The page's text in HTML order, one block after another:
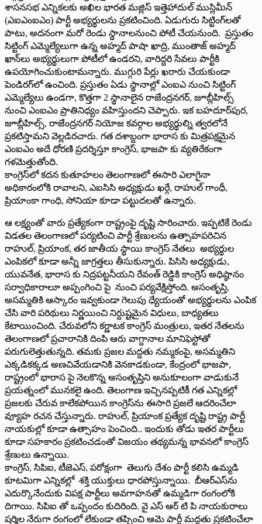
శాసనసభ ఎన్నికలకు అఖిల భారత మజ్లిస్‌ ఇత్తెహాదుల్‌ ముస్లిమీన్‌
(ఎఐఎంఐఎం) పార్టీ అభ్యర్థులను ప్రకటించింది. ఏడుగురు సిట్టింగ్‌లతో
పాటు, అదనంగా మరో రెండు స్థానాలనుంచి పోటీ చేయనుంది. ప్రస్తుతం
సిట్టింగ్‌ ఎమ్మెల్యేలుగా ఉన్న అహ్మద్‌ పాషా ఖాద్రి, ముంతాజ్‌ అహ్మద్‌
ఖాన్‌లు అభ్యర్థులుగా పోటీలో ఉండరని, వారిద్దరి సేవలు పార్టీకి
ఉపయోగించుకుంటామన్నారు. ముగ్గురి పేర్లు ఖరారు చేయకుండా
పెండిరగ్‌లో ఉంచింది. ప్రస్తుతం ఏడు స్థానాల్లో ఎంఐఎ నుంచి సిట్టింగ్‌
ఎమ్మెల్యేలు ఉండగా, కొత్తగా 2 స్థానాలైన రాజేంద్రనగర్‌, జూబ్లీహిల్స్‌
నుంచి ఎంఐఎం ప్రాతినిధ్యం వహిస్తుందని చెప్పారు. ఇక బహదూర్‌పుర,
జూబ్లీహిల్స్‌, రాజేంద్రనగర్‌ నియోజ కవర్గాల అభ్యర్థుల్ని త్వరలోనే
ప్రకటిస్తామని వెల్లడిరచారు. గత దశాబ్దంగా భారాస కు మిత్రపక్షమైన
ఎంఐఎం అదే ధోరణి ప్రదర్శిస్తూ కాంగ్రెస్‌, భాజపా కు వ్యతిరేకంగా
గళమెత్తుతోంది.
కాంగ్రెస్‌లో కదన కుతూహలం తెలంగాణలో ఈసారి ఎలాగైనా
అధికారంలోకి రావాలని, ఎఐసిసి అధ్యక్షుడు ఖర్గే, రాహుల్‌ గాంధీ,
ప్రియాంకా గాంధి, సోనియా కూడా పట్టుదలతో ఉన్నారు.
ఆ లక్ష్యంతో వారు ప్రత్యేకంగా రాష్ట్రంపై దృష్టి సారించారు. ఇప్పటికే రెండు
విడతల తెలంగాణలో పర్యటించి పార్టీ శ్రేణులను ఉత్సాహపరిచిన
రాహుల్‌, ప్రియాంక, తర జాతీయ స్థాయి కాంగ్రెస్‌ నేతలు అభ్యర్థుల
ఎంపికలో కూడా అన్నీ జాగ్రత్తలు తీసుకున్నారు. పిసిసి అధ్యక్షుడు,
యువనేత, భారాస కు నిద్రపట్టనీయని రేవంత్‌ రెడ్డికి కాంగ్రెస్‌ అధిష్ఠానం
సర్వాధికారాలూ అప్పంగించి పై నుంచి పర్యవేక్షిస్తోంది. అసంతృప్తి,
అసమ్మతికి ఆస్కారం ఇవ్వకుండా గెలుపు ధ్యేయంతో అభ్యర్థులను ఎంపిక
చేసి వారి పరిథులు నిర్ణయించి నిర్దుష్టమైన విధులు, బాధ్యతలు
కేటాయించింది. చేరువలోని కర్ణాటక కాంగ్రెస్‌ మంత్రులు, ఇతర నేతలను
తెలంగాణలో ప్రచారానికి దింపి ఆరు వాగ్దానాల మానిఫెస్టోతో
పరుగులెత్తుతున్నది. తమకు ప్రజల మద్దతు నమ్మకంపై, అసమ్మతిని
ఎక్కడికక్కడ అణచివేయడానికి వెనకాడకుండా, కేంద్రంలో భాజపా,
రాష్ట్రంలో భారాస పై నెలకొన్న అసంతృప్తిని అనుకూలంగా వాడుకునే
ప్రయత్నంలో మునకలై ఉంది. తెలంగాణ ఇచ్చినప్పటికీ గత ఎన్నికల్లో
ప్రజలకు చేరువ కాలేకపోయిన కాంగ్రెస్‌ను ఈసారి ప్రజలే ఆదరించేలా
వ్యూహ రచన చేస్తున్నారు. రాహుల్‌, ప్రియాంక ప్రత్యేక దృష్టి రాష్ట్ర పార్టీ
నాయకుల్లో కూడా ఉత్సాహం పెంచింది.. ఇందుకు తోడు ఇతర పార్టీలు
కూడా సహకారం ప్రకటించడంతో విజయం తథ్యమన్న భావనలో కాంగ్రెస్‌
శ్రేణులు ఉన్నాయి.
కాంగ్రెస్‌, సిపిఐ, టీజెఎస్‌, పరోక్షంగా తెలుగు దేశం పార్టీ కలిసి ఉమ్మడి
కూటమిగా ఎన్నికల్లో శక్తి యుక్తులు ధారపోస్తున్నాయి. బీఆర్‌ఎస్‌ను
ఎదుర్కొనేందుకు విపక్ష పార్టీలు అవగాహనతో ఉమ్మడిగా రంగంలోకి
దిగాయి. సిపిఐ తో ఒప్పందం కుదిరింది. వై ఎస్‌ ఆర్‌ టి పి నాయకురాలు
షర్మిల నేరుగా రంగంలో లేకుండా తప్పించి ఆమె పార్టీ మద్దతు ప్రకటించేలా